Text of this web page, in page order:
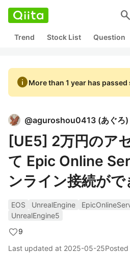
search
Trend Stock List Question
infoMore than 1 year has
@aguroshou0413 (あぐろ)
[UE5] 2万円のア
て Epic Online
ンライン接続がで
EOS UnrealEngine
UnrealEngine5
9
Last updated at 2025-05-25